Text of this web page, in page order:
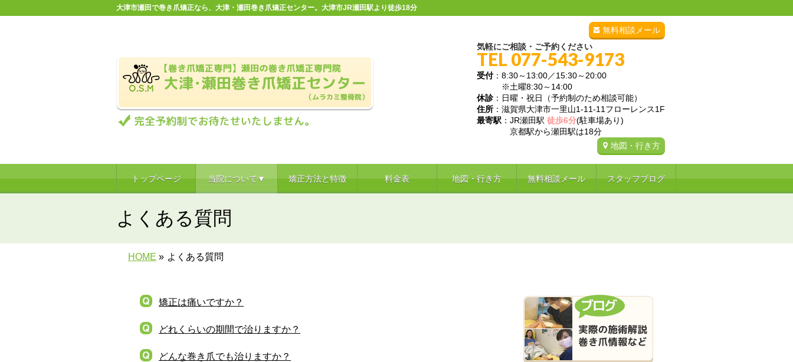
大津市瀬田で巻き爪矯正なら、大津・瀬田巻き爪矯正センター。大津市JR瀬田駅より徒歩18分
無料相談メール
気軽にご相談・ご予約ください
TEL 077-543-9173
受付：8:30～13:00／15:30～20:00
※土曜8:30～14:00
休診：日曜・祝日（予約制のため相談可能）
住所 ：滋賀県大津市一里山1-11-11フローレンス1F
最寄駅 ：JR瀬田駅 徒歩6分(駐車場あり)
京都駅から瀬田駅は18分
地図・行き方
トップページ 当院について▼ 矯正方法と特徴 料金表 地図・行き方 無料相談メール スタッフブログ
よくある質問
HOME » よくある質問
矯正は痛いですか？
どれくらいの期間で治りますか？
どんな巻き爪でも治りますか？